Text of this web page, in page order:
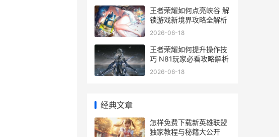
王者荣耀如何点亮峡谷 解
锁游戏新境界攻略全解析
2026-06-18
王者荣耀如何提升操作技
巧 N81玩家必看攻略解析
2026-06-18
经典文章
怎样免费下载新英雄联盟
独家教程与秘籍大公开